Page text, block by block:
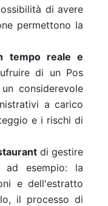
di avere
permettono la
tempo reale e
di un Pos
considerevole
a carico
e i rischi di
di gestire
esempio: la
e dell'estratto
il processo di